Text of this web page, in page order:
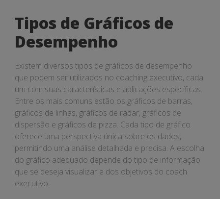
Tipos de Gráficos de
Desempenho
Existem diversos tipos de gráficos de desempenho
que podem ser utilizados no coaching executivo, cada
um com suas características e aplicações específicas.
Entre os mais comuns estão os gráficos de barras,
gráficos de linhas, gráficos de radar, gráficos de
dispersão e gráficos de pizza. Cada tipo de gráfico
oferece uma perspectiva única sobre os dados,
permitindo uma análise detalhada e precisa. A escolha
do gráfico adequado depende do tipo de informação
que se deseja visualizar e dos objetivos do coach
executivo.